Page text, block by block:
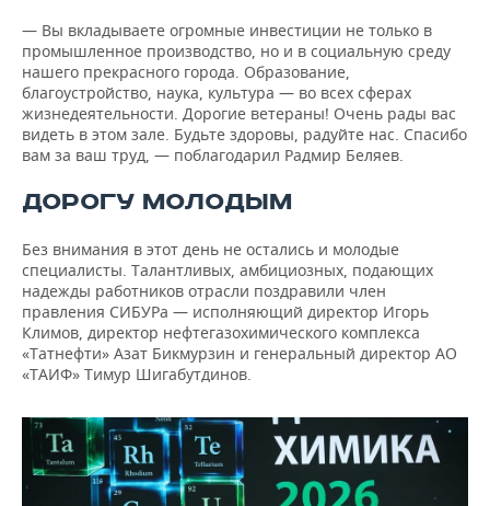
— Вы вкладываете огромные инвестиции не только в
промышленное производство, но и в социальную среду
нашего прекрасного города. Образование,
благоустройство, наука, культура — во всех сферах
жизнедеятельности. Дорогие ветераны! Очень рады вас
видеть в этом зале. Будьте здоровы, радуйте нас. Спасибо
вам за ваш труд, — поблагодарил Радмир Беляев.
ДОРОГУ МОЛОДЫМ
Без внимания в этот день не остались и молодые
специалисты. Талантливых, амбициозных, подающих
надежды работников отрасли поздравили член
правления СИБУРа — исполняющий директор Игорь
Климов, директор нефтегазохимического комплекса
«Татнефти» Азат Бикмурзин и генеральный директор АО
«ТАИФ» Тимур Шигабутдинов.